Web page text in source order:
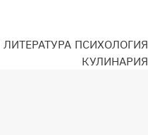
ЛИТЕРАТУРА ПСИХОЛОГИЯ
КУЛИНАРИЯ